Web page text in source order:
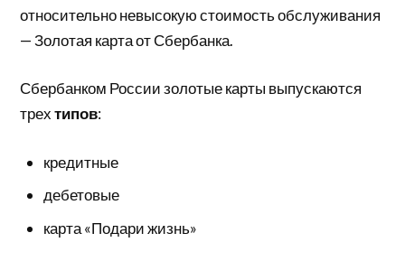
относительно невысокую стоимость обслуживания
— Золотая карта от Сбербанка.
Сбербанком России золотые карты выпускаются
трехтипов:
кредитные
дебетовые
карта «Подари жизнь»